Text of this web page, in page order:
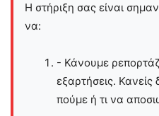
Η στήριξη σας είναι
να:
- Κάνουμε
εξαρτήσεις. Κανείς
πούμε ή τι να